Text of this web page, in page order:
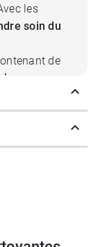
les
soin du
de
pro-
et
réputé pour
Enfin,
avec